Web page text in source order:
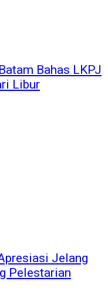
Bahas LKPJ
Libur
Jelang
Pelestarian